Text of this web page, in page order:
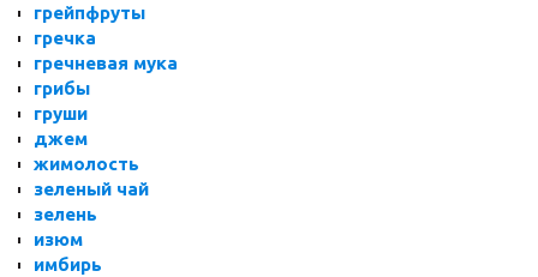
грейпфруты
гречка
гречневая мука
грибы
груши
джем
жимолость
зеленый чай
зелень
изюм
имбирь